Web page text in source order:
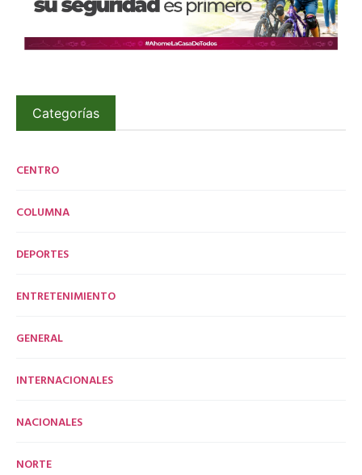
Categorías
CENTRO
COLUMNA
DEPORTES
ENTRETENIMIENTO
GENERAL
INTERNACIONALES
NACIONALES
NORTE